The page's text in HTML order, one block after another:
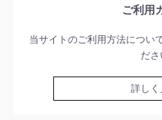
ご利用
当サイトのご利用方法につい
ださ
詳しく